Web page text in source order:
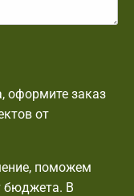
оформите заказ
от
поможем
бюджета. В